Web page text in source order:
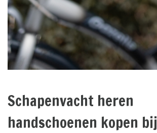
Schapenvacht heren
handschoenen kopen bij